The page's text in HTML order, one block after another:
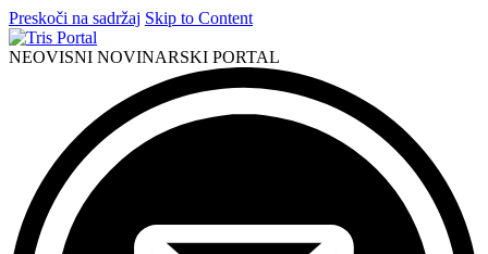
Preskoči na sadržaj Skip to Content
NEOVISNI NOVINARSKI PORTAL